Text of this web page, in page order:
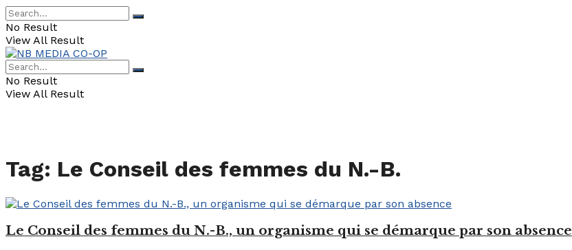
No Result
View All Result
No Result
View All Result
Tag: Le Conseil des femmes du N.-B.
Le Conseil des femmes du N.-B., un organisme qui se démarque par son absence